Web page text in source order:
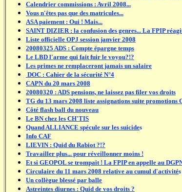
Calendrier commissions : Avril 2008...
Vous n'êtes pas que des matricules...
ASA paiement : Oui ! Mais...
SAINT DIZIER : la confusion des genres... La FPIP
Liste officielle OPJ session janvier 2008
20080325 ADS : Compte épargne temps
Le LBD l'arme qui fait fuir le voyou?!?
Les primes ne remplaceront jamais un salaire
DOC : Cahier de la sécurité N°4
CAPN du 20 mars 2008
20080320 : ADS pensions, ne laissez pas filer vos droits
TG du 13 mars 2008 liste assignations suite promotions
Côté flash ball du nouveau
Le BN chez les CH'TIS
Quand ALLIANCE spécule sur les suicides
Info CAF
LIEVIN : Quid du Rabiot ?!?
Travailler plus... pour réveillonner moins !
Et si GEOPOL se trompait ! La FPIP en appelle au
Circulaire du 11 mars 2008 relative au cumul d'activités
Un collègue blessé par balle
Astreintes diurnes : Quid de vos droits ?